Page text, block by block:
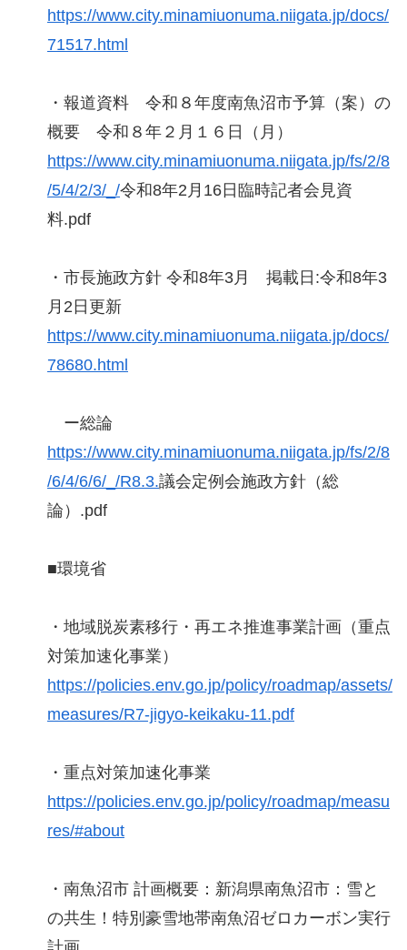
https://www.city.minamiuonuma.niigata.jp/docs/
71517.html
・報道資料 令和８年度南魚沼市予算（案）の
概要 令和８年２月１６日（月）
https://www.city.minamiuonuma.niigata.jp/fs/2/8
/5/4/2/3/_/令和8年2月16日臨時記者会見資
料.pdf
・市長施政方針 令和8年3月 掲載日:令和8年3
月2日更新
https://www.city.minamiuonuma.niigata.jp/docs/
78680.html
ー総論
https://www.city.minamiuonuma.niigata.jp/fs/2/8
/6/4/6/6/_/R8.3.議会定例会施政方針（総
論）.pdf
■環境省
・地域脱炭素移行・再エネ推進事業計画（重点
対策加速化事業）
https://policies.env.go.jp/policy/roadmap/assets/
measures/R7-jigyo-keikaku-11.pdf
・重点対策加速化事業
https://policies.env.go.jp/policy/roadmap/measu
res/#about
・南魚沼市 計画概要：新潟県南魚沼市：雪と
の共生！特別豪雪地帯南魚沼ゼロカーボン実行